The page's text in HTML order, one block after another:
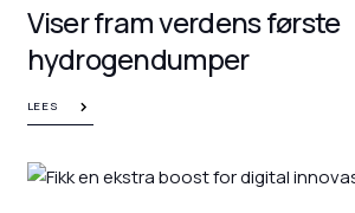
Viser fram verdens første
hydrogendumper
LEES